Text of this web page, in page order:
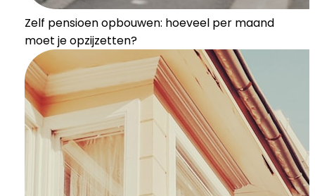
Zelf pensioen opbouwen: hoeveel per maand
moet je opzijzetten?